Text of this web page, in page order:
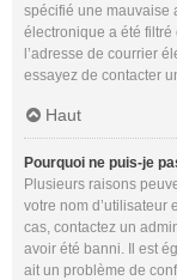
spécifié une mauvaise
électronique a été filtré
l’adresse de courrier
essayez de contacter
Haut
Pourquoi ne puis-je
Plusieurs raisons
votre nom d’utilisateur
cas, contactez un
avoir été banni. Il est
ait un problème de